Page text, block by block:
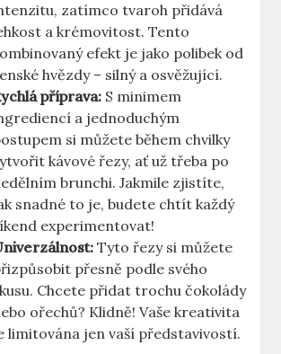
zatímco tvaroh přidává
a krémovitost. Tento
efekt je jako polibek od
hvězdy – silný a osvěžující.
příprava: S minimem
a jednoduchým
si můžete během chvilky
kávové řezy, ať už třeba po
brunchi. Jakmile zjistíte,
snadné to je, budete chtít každý
experimentovat!
Tyto řezy si můžete
přesně podle svého
Chcete přidat trochu čokolády
ořechů? Klidně! Vaše kreativita
limitována jen vaší představivostí.